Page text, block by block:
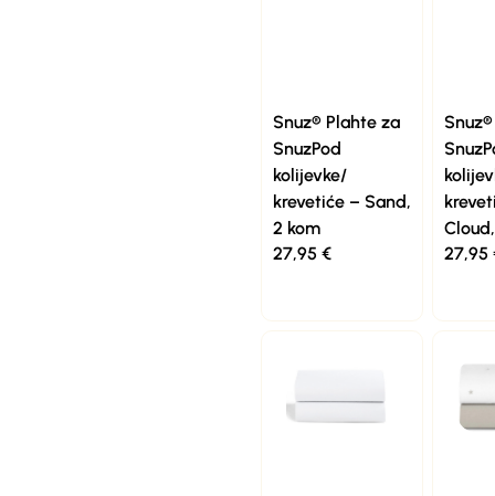
Snuz® Plahte za
SnuzPod
kolijevke/
krevetiće – Sand,
2 kom
27,95 €
27,95